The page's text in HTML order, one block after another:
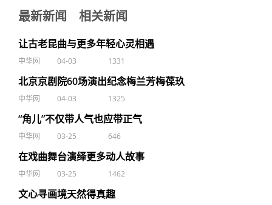
最新新闻 相关新闻
让古老昆曲与更多年轻心灵相遇
中华网 04-03 1331
北京京剧院60场演出纪念梅兰芳梅葆玖
中华网 04-03 1325
“角儿”不仅带人气也应带正气
中华网 03-25 646
在戏曲舞台演绎更多动人故事
中华网 03-25 1462
文心寻画境天然得真趣